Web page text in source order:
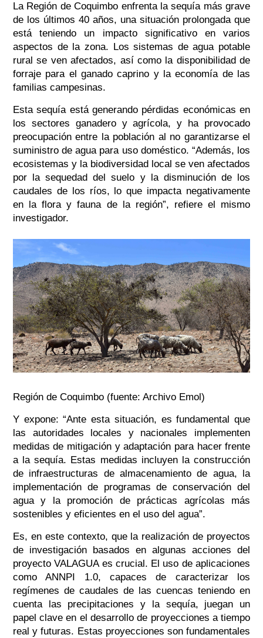
La Región de Coquimbo enfrenta la sequía más grave
de los últimos 40 años, una situación prolongada que
está teniendo un impacto significativo en varios
aspectos de la zona. Los sistemas de agua potable
rural se ven afectados, así como la disponibilidad de
forraje para el ganado caprino y la economía de las
familias campesinas.
Esta sequía está generando pérdidas económicas en
los sectores ganadero y agrícola, y ha provocado
preocupación entre la población al no garantizarse el
suministro de agua para uso doméstico. “Además, los
ecosistemas y la biodiversidad local se ven afectados
por la sequedad del suelo y la disminución de los
caudales de los ríos, lo que impacta negativamente
en la flora y fauna de la región”, refiere el mismo
investigador.
Región de Coquimbo (fuente: Archivo Emol)
Y expone:“Ante esta situación, es fundamental que
las autoridades locales y nacionales implementen
medidas de mitigación y adaptación para hacer frente
a la sequía. Estas medidas incluyen la construcción
de infraestructuras de almacenamiento de agua, la
implementación de programas de conservación del
agua y la promoción de prácticas agrícolas más
sostenibles y eficientes en el uso del agua”.
Es, en este contexto, que la realización de proyectos
de investigación basados en algunas acciones del
proyecto VALAGUA es crucial. El uso de aplicaciones
como ANNPI 1.0, capaces de caracterizar los
regímenes de caudales de las cuencas teniendo en
cuenta las precipitaciones y la sequía, juegan un
papel clave en el desarrollo de proyecciones a tiempo
real y futuras. Estas proyecciones son fundamentales